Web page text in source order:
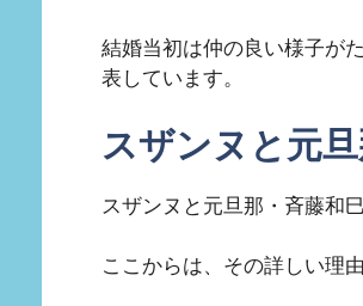
結婚当初は仲の良い様子が
表しています。
スザンヌと元
スザンヌと元旦那・斉藤和
ここからは、その詳しい理